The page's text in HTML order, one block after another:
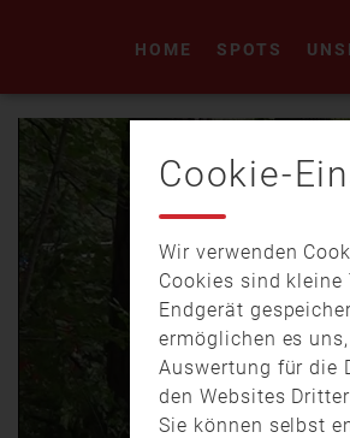
HOME SPOTS
Cookie-
Wir verwenden
Cookies sind
Endgerät
ermöglichen es
Auswertung für die
den Websites
Sie können selbst